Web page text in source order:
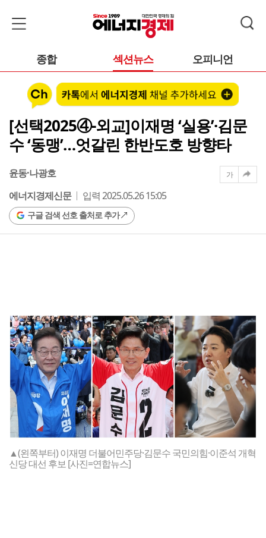
종합 섹션뉴스 오피니언
[선택2025④-외교]이재명 ‘실용’·김문
수 ‘동맹’…엇갈린 한반도호 방향타
윤동·나광호
에너지경제신문
입력 2025.05.26 15:05
구글 검색 선호 출처로 추가
가
▲(왼쪽부터) 이재명 더불어민주당·김문수 국민의힘·이준석 개혁
신당 대선 후보 [사진=연합뉴스]